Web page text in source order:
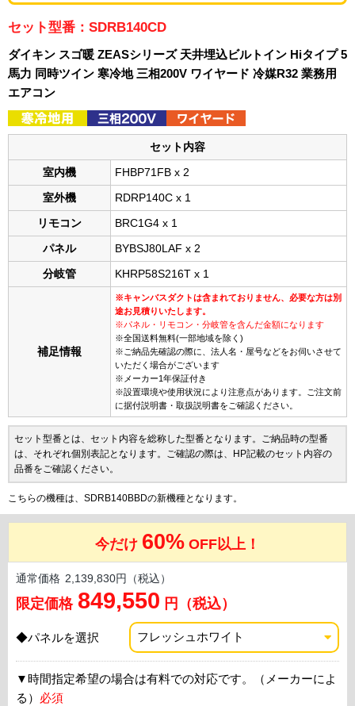
セット型番：SDRB140CD
ダイキン スゴ暖 ZEASシリーズ 天井埋込ビルトイン Hiタイプ 5
馬力 同時ツイン 寒冷地 三相200V ワイヤード 冷媒R32 業務用
エアコン
セット内容
室内機 FHBP71FB x 2
室外機 RDRP140C x 1
リモコン BRC1G4 x 1
パネル BYBSJ80LAF x 2
分岐管 KHRP58S216T x 1
補足情報
※キャンバスダクトは含まれておりません、必要な方は別
途お見積りいたします。
※パネル・リモコン・分岐管を含んだ金額になります
※全国送料無料(一部地域を除く)
※ご納品先確認の際に、法人名・屋号などをお伺いさせて
いただく場合がございます
※メーカー1年保証付き
※設置環境や使用状況により注意点があります。ご注文前
に据付説明書・取扱説明書をご確認ください。
セット型番とは、セット内容を総称した型番となります。ご納品時の型番
は、それぞれ個別表記となります。ご確認の際は、HP記載のセット内容の
品番をご確認ください。
こちらの機種は、SDRB140BBDの新機種となります。
今だけ 60% OFF以上！
通常価格 2,139,830円（税込）
限定価格 849,550 円（税込）
◆パネルを選択
▼時間指定希望の場合は有料での対応です。（メーカーによ
る） 必須